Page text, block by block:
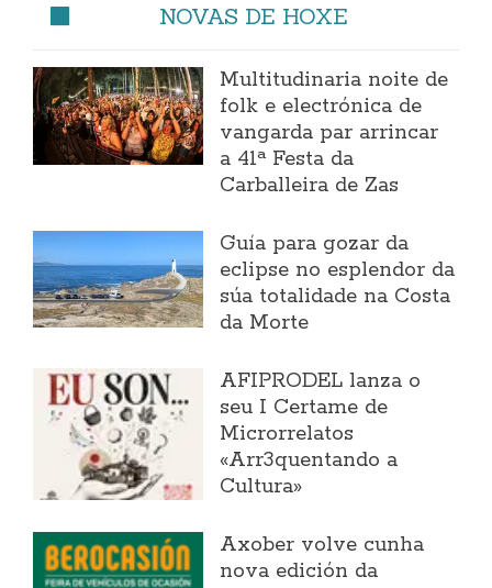
NOVAS DE HOXE
Multitudinaria noite de
folk e electrónica de
vangarda par arrincar
a 41ª Festa da
Carballeira de Zas
Guía para gozar da
eclipse no esplendor da
súa totalidade na Costa
da Morte
AFIPRODEL lanza o
seu I Certame de
Microrrelatos
«Arr3quentando a
Cultura»
Axober volve cunha
nova edición da